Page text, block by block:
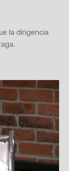
la dirigencia